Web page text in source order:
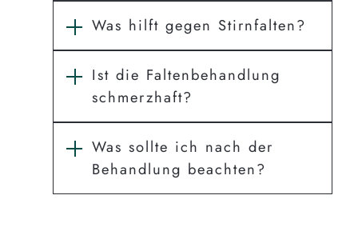
Was hilft gegen Stirnfalten?
Ist die Faltenbehandlung
schmerzhaft?
Was sollte ich nach der
Behandlung beachten?